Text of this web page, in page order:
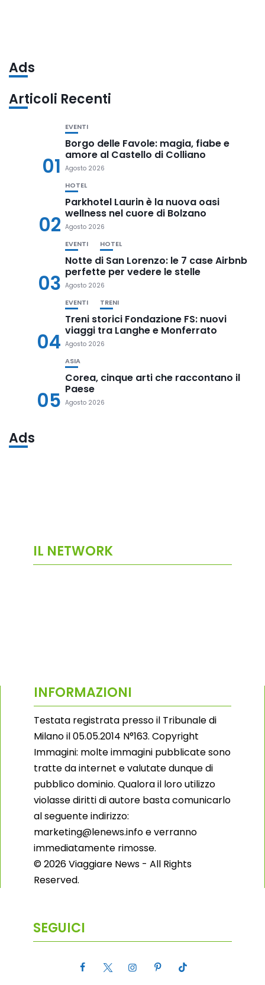
Ads
Articoli Recenti
01
EVENTI
Borgo delle Favole: magia, fiabe e
amore al Castello di Colliano
Agosto 2026
02
HOTEL
Parkhotel Laurin è la nuova oasi
wellness nel cuore di Bolzano
Agosto 2026
03
EVENTI HOTEL
Notte di San Lorenzo: le 7 case Airbnb
perfette per vedere le stelle
Agosto 2026
04
EVENTI TRENI
Treni storici Fondazione FS: nuovi
viaggi tra Langhe e Monferrato
Agosto 2026
05
ASIA
Corea, cinque arti che raccontano il
Paese
Agosto 2026
Ads
IL NETWORK
INFORMAZIONI
Testata registrata presso il Tribunale di
Milano il 05.05.2014 N°163. Copyright
Immagini: molte immagini pubblicate sono
tratte da internet e valutate dunque di
pubblico dominio. Qualora il loro utilizzo
violasse diritti di autore basta comunicarlo
al seguente indirizzo:
marketing@lenews.info e verranno
immediatamente rimosse.
© 2026 Viaggiare News - All Rights
Reserved.
SEGUICI